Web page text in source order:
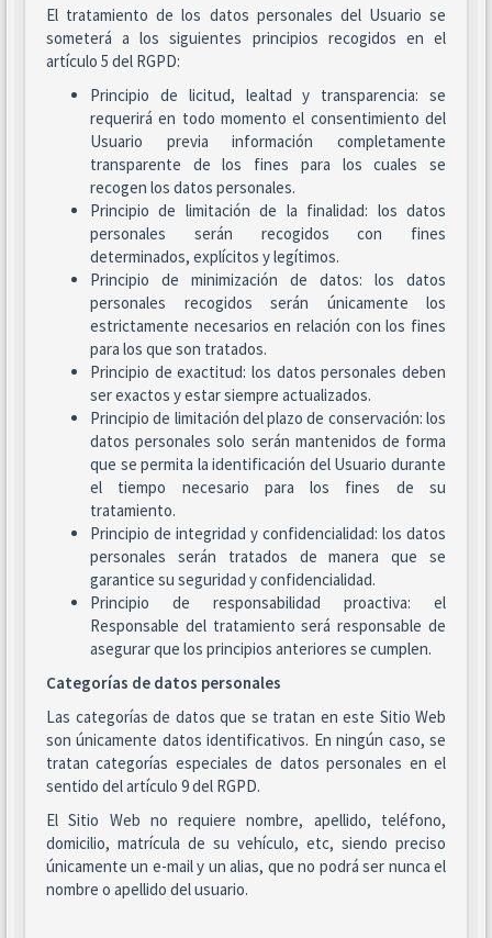
El tratamiento de los datos personales del Usuario se
someterá a los siguientes principios recogidos en el
artículo 5 del RGPD:
Principio de licitud, lealtad y transparencia: se
requerirá en todo momento el consentimiento del
Usuario previa información completamente
transparente de los fines para los cuales se
recogen los datos personales.
Principio de limitación de la finalidad: los datos
personales serán recogidos con fines
determinados, explícitos y legítimos.
Principio de minimización de datos: los datos
personales recogidos serán únicamente los
estrictamente necesarios en relación con los fines
para los que son tratados.
Principio de exactitud: los datos personales deben
ser exactos y estar siempre actualizados.
Principio de limitación del plazo de conservación: los
datos personales solo serán mantenidos de forma
que se permita la identificación del Usuario durante
el tiempo necesario para los fines de su
tratamiento.
Principio de integridad y confidencialidad: los datos
personales serán tratados de manera que se
garantice su seguridad y confidencialidad.
Principio de responsabilidad proactiva: el
Responsable del tratamiento será responsable de
asegurar que los principios anteriores se cumplen.
Categorías de datos personales
Las categorías de datos que se tratan en este Sitio Web
son únicamente datos identificativos. En ningún caso, se
tratan categorías especiales de datos personales en el
sentido del artículo 9 del RGPD.
El Sitio Web no requiere nombre, apellido, teléfono,
domicilio, matrícula de su vehículo, etc, siendo preciso
únicamente un e-mail y un alias, que no podrá ser nunca el
nombre o apellido del usuario.